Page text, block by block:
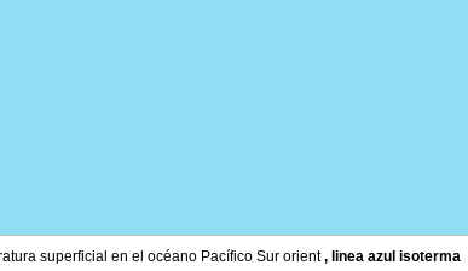
superficial en el océano Pacífico Sur orient, linea azul isoterma